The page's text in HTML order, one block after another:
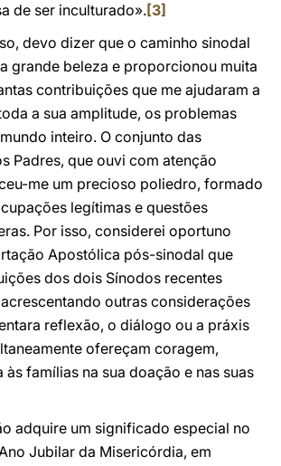
de ser inculturado».[3]
devo dizer que o caminho sinodal
grande beleza e proporcionou muita
contribuições que me ajudaram a
a sua amplitude, os problemas
inteiro. O conjunto das
Padres, que ouvi com atenção
me um precioso poliedro, formado
legítimas e questões
Por isso, considerei oportuno
Apostólica pós-sinodal que
dos dois Sínodos recentes
outras considerações
reflexão, o diálogo ou a práxis
ofereçam coragem,
às famílias na sua doação e nas suas
adquire um significado especial no
Jubilar da Misericórdia, em